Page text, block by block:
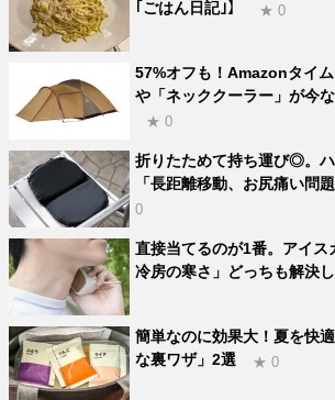
｢ごはん日記｣】
★ 0
57%オフも！Amazonタイム
や「ネッククーラー」が今
★ 0
折りたためて持ち運び◎。
「長距離移動、お尻痛い問
0
直接当てるのが1番。アイス
冷房の寒さ」どっちも解決
簡単なのに効果大！夏を快
な裏ワザ」2選
★ 0